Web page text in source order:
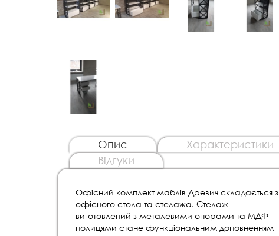
Опис
Характеристики
Відгуки
Офісний комплект маблів Древич складається з
офісного стола та стелажа. Стелаж
виготовлений з металевими опорами та МДФ
полицями стане функціональним доповненням